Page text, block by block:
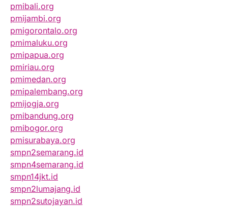
pmibali.org
pmijambi.org
pmigorontalo.org
pmimaluku.org
pmipapua.org
pmiriau.org
pmimedan.org
pmipalembang.org
pmijogja.org
pmibandung.org
pmibogor.org
pmisurabaya.org
smpn2semarang.id
smpn4semarang.id
smpn14jkt.id
smpn2lumajang.id
smpn2sutojayan.id